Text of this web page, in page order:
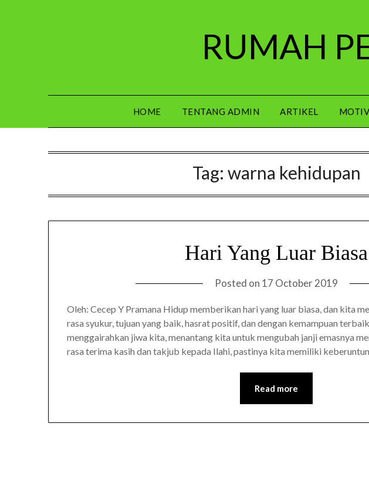
RUMAH
HOME TENTANG ADMIN ARTIKEL
Tag: warna kehidupan
Hari Yang Luar Biasa
Posted on 17 October 2019
Oleh: Cecep Y Pramana Hidup memberikan hari yang luar biasa, dan kita
rasa syukur, tujuan yang baik, hasrat positif, dan dengan kemampuan
menggairahkan jiwa kita, menantang kita untuk mengubah janji emasnya
rasa terima kasih dan takjub kepada Ilahi, pastinya kita memiliki
Read more